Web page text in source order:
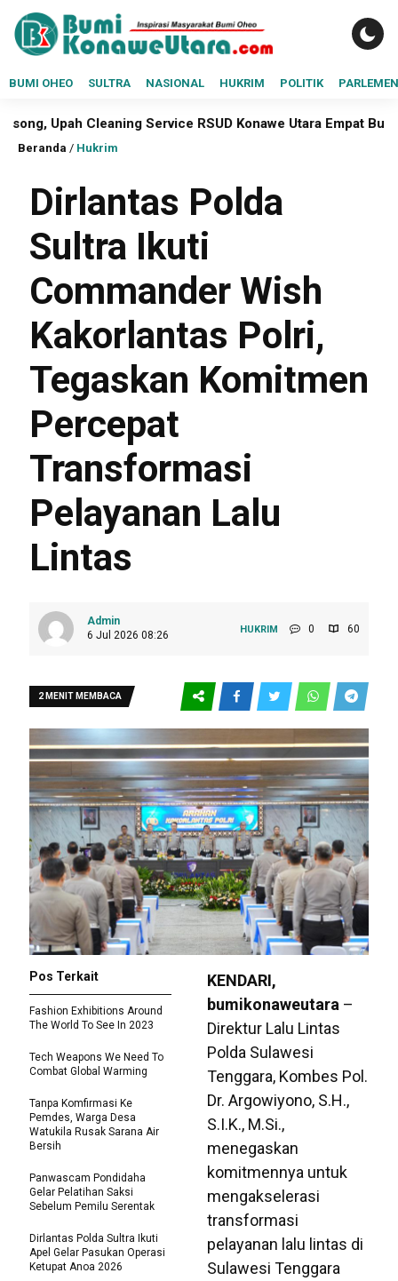
BUMI OHEO SULTRA NASIONAL HUKRIM POLITIK PARLEMEN
Service RSUD Konawe Utara Empat Bulan Belum
Beranda / Hukrim
Dirlantas Polda
Sultra Ikuti
Commander Wish
Kakorlantas Polri,
Tegaskan Komitmen
Percepat
Transformasi
Pelayanan Lalu
Lintas
Admin
6 Jul 2026 08:26
HUKRIM 0 60
2 MENIT MEMBACA
KENDARI,
bumikonaweutara –
Direktur Lalu Lintas
Polda Sulawesi
Tenggara, Kombes Pol.
Dr. Argowiyono, S.H.,
S.I.K., M.Si.,
menegaskan
komitmennya untuk
mengakselerasi
transformasi
pelayanan lalu lintas di
Sulawesi Tenggara
Pos Terkait
Fashion Exhibitions Around
The World To See In 2023
Tech Weapons We Need To
Combat Global Warming
Tanpa Komfirmasi Ke
Pemdes, Warga Desa
Watukila Rusak Sarana Air
Bersih
Panwascam Pondidaha
Gelar Pelatihan Saksi
Sebelum Pemilu Serentak
Dirlantas Polda Sultra Ikuti
Apel Gelar Pasukan Operasi
Ketupat Anoa 2026